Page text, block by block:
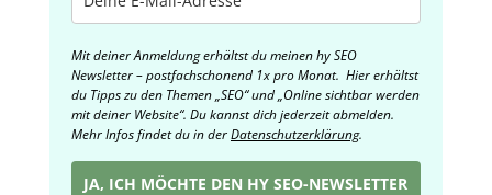
Mit deiner Anmeldung erhältst du meinen hy SEO
Newsletter – postfachschonend 1x pro Monat. Hier erhältst
du Tipps zu den Themen „SEO“ und „Online sichtbar werden
mit deiner Website“. Du kannst dich jederzeit abmelden.
Mehr Infos findet du in derDatenschutzerklärung.
JA, ICH MÖCHTE DEN HY SEO-NEWSLETTER